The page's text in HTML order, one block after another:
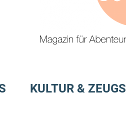
&
Abenteurer*innen
KULTUR & ZEUGS